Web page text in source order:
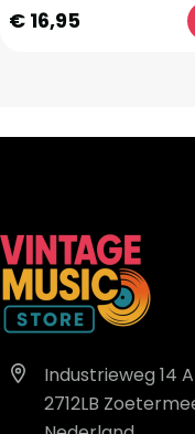
€ 16,95
Industrieweg 14 A
2712LB